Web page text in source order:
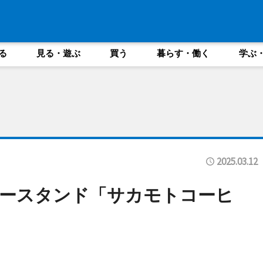
見る・遊ぶ 買う 暮らす・働く 学ぶ
2025.03.12
スタンド「サカモトコーヒ